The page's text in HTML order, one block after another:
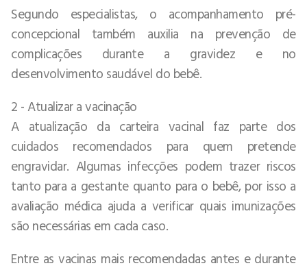
Segundo especialistas, o acompanhamento pré-
concepcional também auxilia na prevenção de
complicações durante a gravidez e no
desenvolvimento saudável do bebê.
2 - Atualizar a vacinação
A atualização da carteira vacinal faz parte dos
cuidados recomendados para quem pretende
engravidar. Algumas infecções podem trazer riscos
tanto para a gestante quanto para o bebê, por isso a
avaliação médica ajuda a verificar quais imunizações
são necessárias em cada caso.
Entre as vacinas mais recomendadas antes e durante